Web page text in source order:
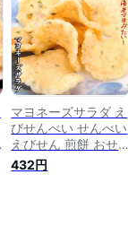
ツ 和菓子 お菓子 保
存食 せんべい 日持
ち 食品 御歳暮 御年
賀 年末 年始 帰省土
産 挨拶 四十九日
転職 就職 入学 卒業
御供
マヨネーズサラダ え
びせんべい せんべい
えびせん 煎餅 おせ
んべい 海老 お試し
和菓子 お菓子 スイ
432円